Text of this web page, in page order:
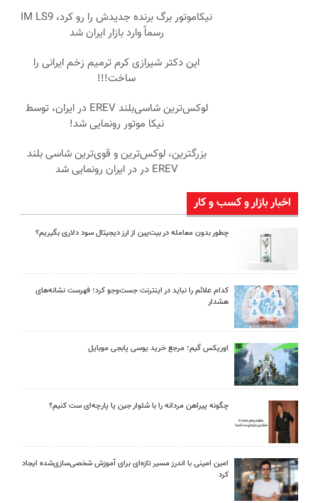
نیکاموتور برگ برنده جدیدش را رو کرد، IM LS9
رسماً وارد بازار ایران شد
این دکتر شیرازی کرم ترمیم زخم ایرانی را
ساخت!!!
لوکس‌ترین شاسی‌بلند EREV در ایران، توسط
نیکا موتور رونمایی شد!
بزرگترین، لوکس‌ترین و قوی‌ترین شاسی بلند
EREV در در ایران رونمایی شد
اخبار بازار و کسب و کار
چطور بدون معامله در بیت‌پین از ارز دیجیتال سود دلاری بگیریم؟
کدام علائم را نباید در اینترنت جست‌وجو کرد؛ فهرست نشانه‌های
هشدار
اوریکس گیم؛ مرجع خرید یوسی پابجی موبایل
چگونه پیراهن مردانه را با شلوار جین یا پارچه‌ای ست کنیم؟
امین امینی با اندرز مسیر تازه‌ای برای آموزش شخصی‌سازی‌شده ایجاد
کرد